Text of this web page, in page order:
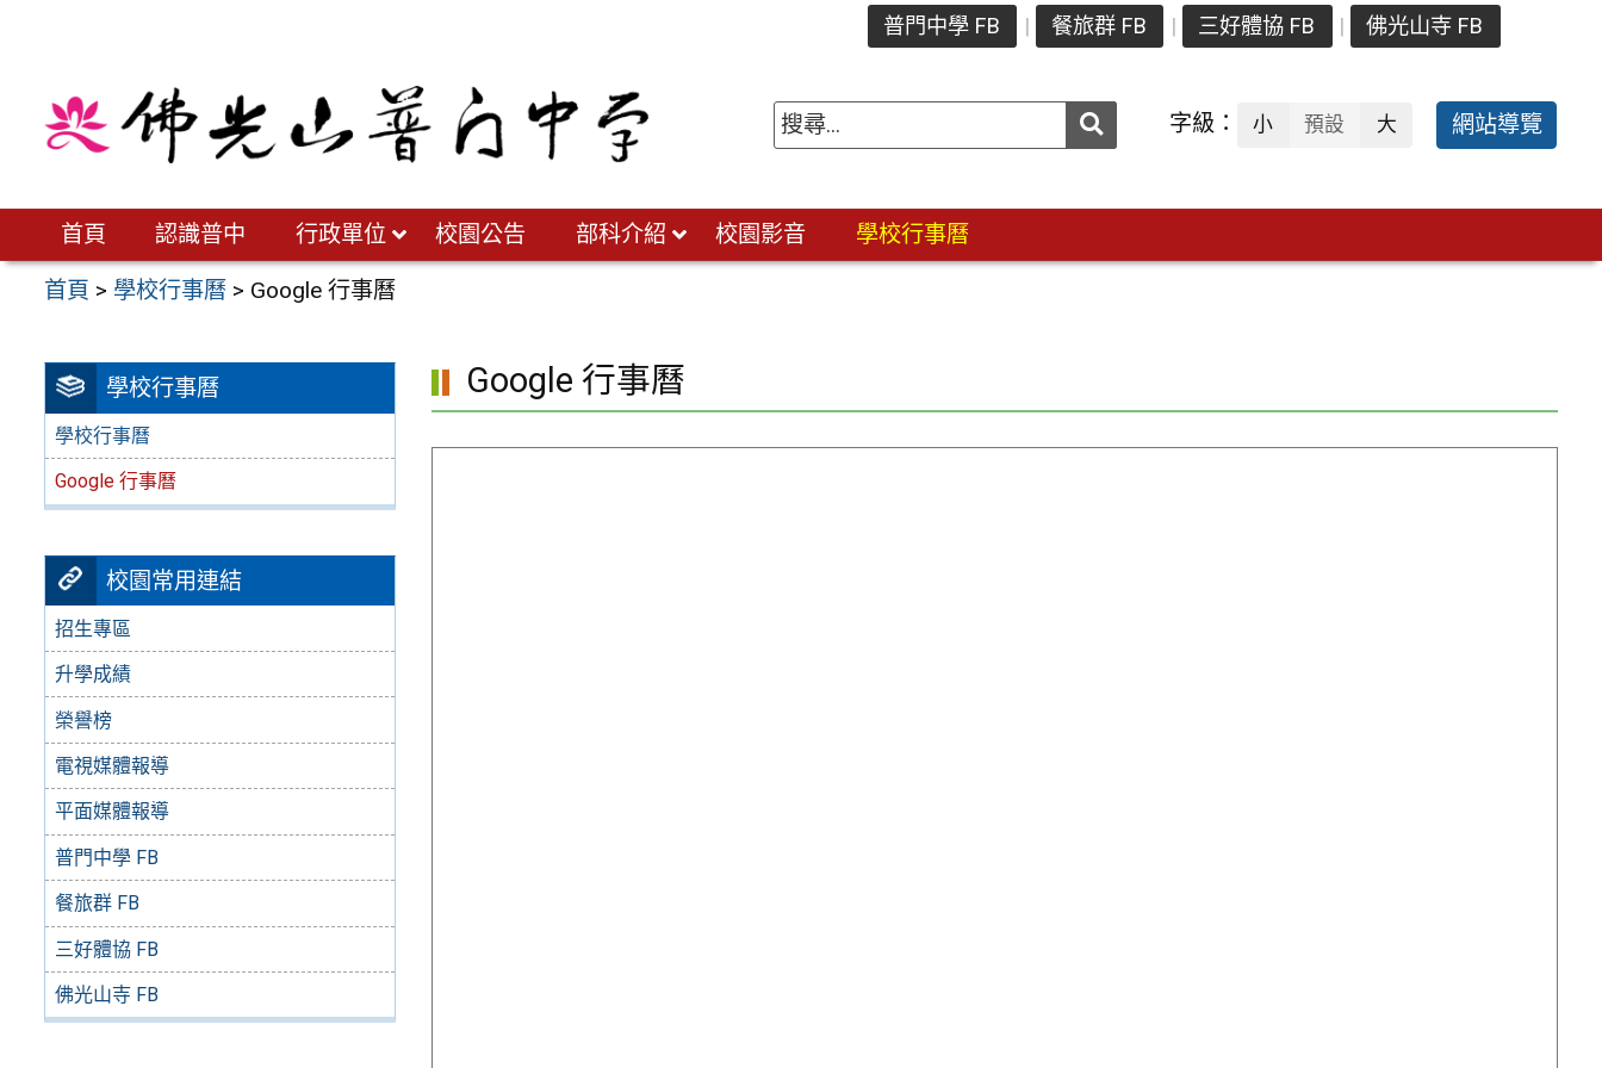
普門中學 FB 餐旅群 FB 三好體協 FB 佛光山寺 FB
送出 字級： 小 預設 大 網站導覽
首頁 認識普中 行政單位 校園公告 部科介紹 校園影音 學校行事曆
首頁 > 學校行事曆 > Google 行事曆
學校行事曆
學校行事曆
Google 行事曆
校園常用連結
招生專區
升學成績
榮譽榜
電視媒體報導
平面媒體報導
普門中學 FB
餐旅群 FB
三好體協 FB
佛光山寺 FB
Google 行事曆